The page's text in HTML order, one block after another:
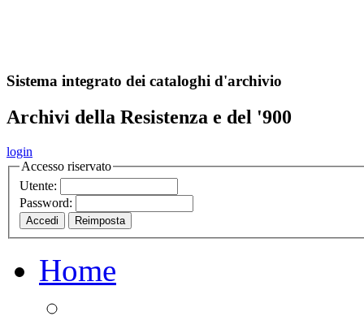
Sistema integrato dei cataloghi d'archivio
Archivi della Resistenza e del '900
login
Accesso riservato
Utente:
Password:
Home